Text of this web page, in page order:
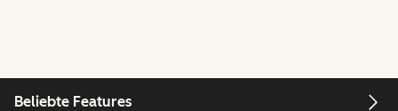
Beliebte Features